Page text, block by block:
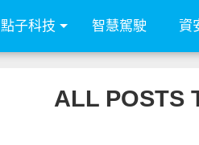
點子科技 智慧駕駛 資
ALL POSTS